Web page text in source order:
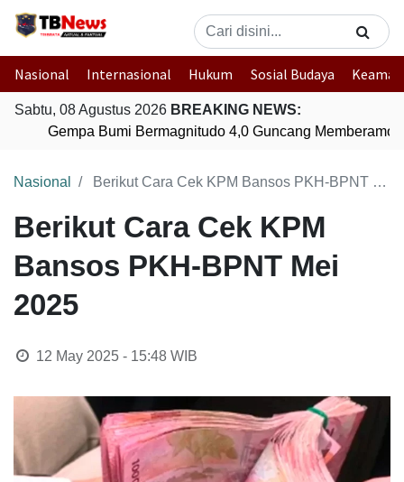
Nasional Internasional Hukum Sosial Budaya
Sabtu, 08 Agustus 2026 BREAKING NEWS:
Gempa Bumi Bermagnitudo 4,0 Guncang Memberamo
Nasional Berikut Cara Cek KPM Bansos PKH-BPNT Mei 2025
Berikut Cara Cek KPM
Bansos PKH-BPNT Mei
2025
12 May 2025 - 15:48WIB